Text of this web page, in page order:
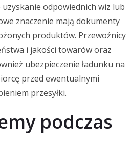
uzyskanie odpowiednich wiz lub
znaczenie mają dokumenty
produktów. Przewoźnicy
i jakości towarów oraz
ubezpieczenie ładunku na
przed ewentualnymi
przesyłki.
podczas